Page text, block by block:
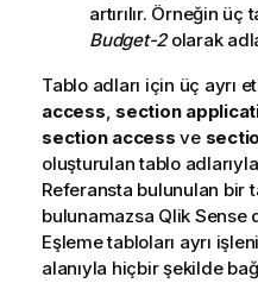
artırılır. Örneğin üç
Budget-2olarak
Tablo adları için üç ayrı
access, section
section access ve
oluşturulan tablo adlarıyla
Referansta bulunulan bir
bulunamazsa Qlik Sense
Eşleme tabloları ayrı
alanıyla hiçbir şekilde